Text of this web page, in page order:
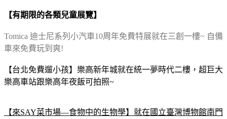
【有期限的各類兒童展覽】
Tomica 迪士尼系列小汽車10周年免費特展就在三創一樓~ 自備
車來免費玩到爽!
【台北免費遛小孩】樂高新年城就在統一夢時代二樓，超巨大
樂高車站跟樂高年夜飯可拍照~
【來SAY菜市場—食物中的生物學】就在國立臺灣博物館南門